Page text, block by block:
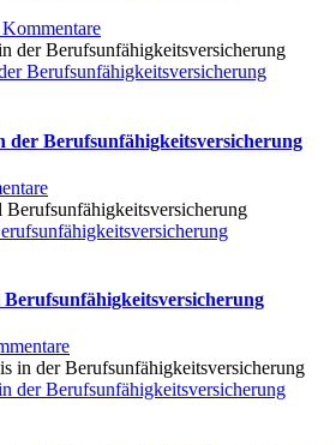
Berufsunfähigkeitsversicherung
der Berufsunfähigkeitsversicherung
der Berufsunfähigkeitsversicherung